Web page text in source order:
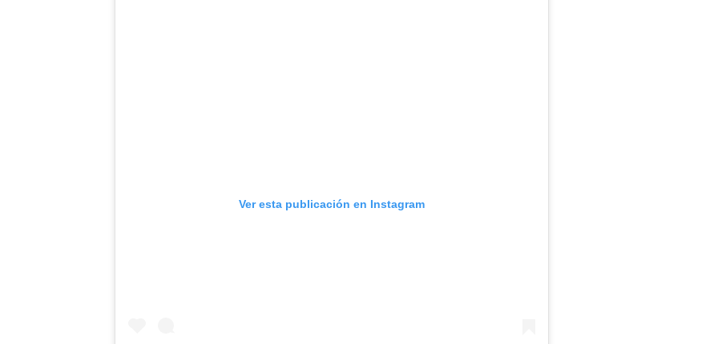
Ver esta publicación en Instagram